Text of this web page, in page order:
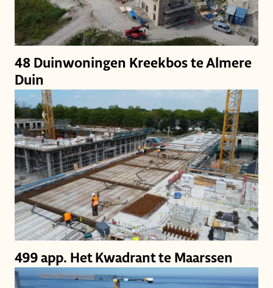
48 Duinwoningen Kreekbos te Almere
Duin
499 app. Het Kwadrant te Maarssen